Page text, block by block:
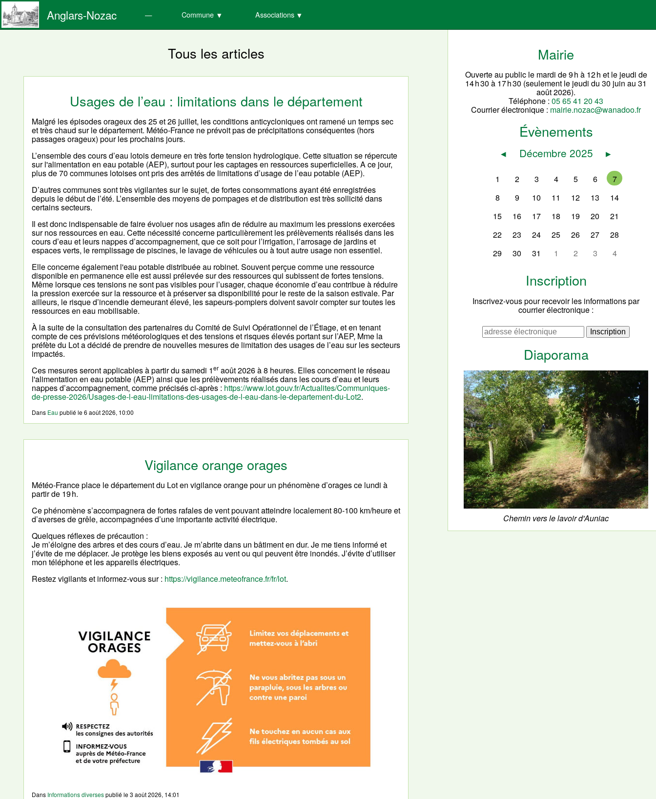
Anglars-Nozac Commune Associations
Tous les articles
Usages de l’eau : limitations dans le département
Malgré les épisodes orageux des 25 et 26 juillet, les conditions anticycloniques ont ramené un temps sec
et très chaud sur le département. Météo-France ne prévoit pas de précipitations conséquentes (hors
passages orageux) pour les prochains jours.
L’ensemble des cours d’eau lotois demeure en très forte tension hydrologique. Cette situation se répercute
sur l'alimentation en eau potable (AEP), surtout pour les captages en ressources superficielles. A ce jour,
plus de 70 communes lotoises ont pris des arrêtés de limitations d’usage de l’eau potable (AEP).
D’autres communes sont très vigilantes sur le sujet, de fortes consommations ayant été enregistrées
depuis le début de l’été. L’ensemble des moyens de pompages et de distribution est très sollicité dans
certains secteurs.
Il est donc indispensable de faire évoluer nos usages afin de réduire au maximum les pressions exercées
sur nos ressources en eau. Cette nécessité concerne particulièrement les prélèvements réalisés dans les
cours d’eau et leurs nappes d’accompagnement, que ce soit pour l’irrigation, l’arrosage de jardins et
espaces verts, le remplissage de piscines, le lavage de véhicules ou à tout autre usage non essentiel.
Elle concerne également l'eau potable distribuée au robinet. Souvent perçue comme une ressource
disponible en permanence elle est aussi prélevée sur des ressources qui subissent de fortes tensions.
Même lorsque ces tensions ne sont pas visibles pour l’usager, chaque économie d’eau contribue à réduire
la pression exercée sur la ressource et à préserver sa disponibilité pour le reste de la saison estivale. Par
ailleurs, le risque d’incendie demeurant élevé, les sapeurs-pompiers doivent savoir compter sur toutes les
ressources en eau mobilisable.
À la suite de la consultation des partenaires du Comité de Suivi Opérationnel de l’Étiage, et en tenant
compte de ces prévisions météorologiques et des tensions et risques élevés portant sur l’AEP, Mme la
préfète du Lot a décidé de prendre de nouvelles mesures de limitation des usages de l’eau sur les secteurs
impactés.
Ces mesures seront applicables à partir du samedi 1er août 2026 à 8 heures. Elles concernent le réseau
l'alimentation en eau potable (AEP) ainsi que les prélèvements réalisés dans les cours d’eau et leurs
nappes d’accompagnement, comme précisés ci-après : https://www.lot.gouv.fr/Actualites/Communiques-
de-presse-2026/Usages-de-l-eau-limitations-des-usages-de-l-eau-dans-le-departement-du-Lot2.
Dans Eau publié le6 août 2026, 10:00
Vigilance orange orages
Météo-France place le département du Lot en vigilance orange pour un phénomène d’orages ce lundi à
partir de 19 h.
Ce phénomène s’accompagnera de fortes rafales de vent pouvant atteindre localement 80-100 km/heure et
d’averses de grêle, accompagnées d’une importante activité électrique.
Quelques réflexes de précaution :
Je m’éloigne des arbres et des cours d’eau. Je m’abrite dans un bâtiment en dur. Je me tiens informé et
j’évite de me déplacer. Je protège les biens exposés au vent ou qui peuvent être inondés. J’évite d’utiliser
mon téléphone et les appareils électriques.
Restez vigilants et informez-vous sur : https://vigilance.meteofrance.fr/fr/lot.
Dans Informations diversespublié le3 août 2026, 14:01
Mairie
Ouverte au public le mardi de 9 h à 12 h et le jeudi de
14 h 30 à 17 h 30 (seulement le jeudi du 30 juin au 31
août 2026).
Téléphone :05 65 41 20 43
Courrier électronique : mairie.nozac@wanadoo.fr
Évènements
◂ Décembre 2025 ▸
1 2 3 4 5 6
7
8
9 10 11 12 13
14
15
16 17 18 19 20
21
22
23 24 25 26 27
28
29
30 31 1 2 3 4
Inscription
Inscrivez-vous pour recevoir les informations par
courrier électronique :
Diaporama
Chemin vers le lavoir d'Auniac